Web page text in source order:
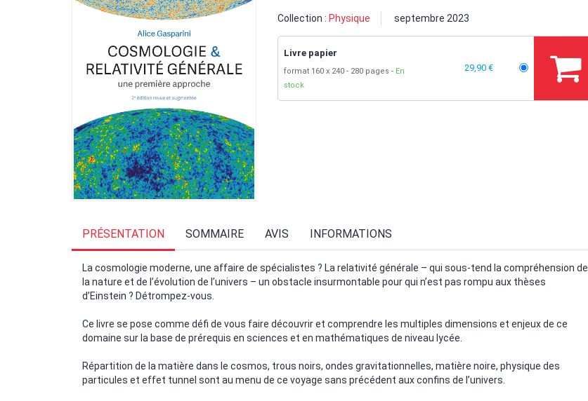
Collection : Physique septembre 2023
Livre papier
format 160 x 240 280 pages
En
stock
29,90 €
PRÉSENTATION SOMMAIRE AVIS INFORMATIONS
La cosmologie moderne, une affaire de spécialistes ? La relativité générale – qui sous-tend la compréhension de
la nature et de l’évolution de l’univers – un obstacle insurmontable pour qui n’est pas rompu aux thèses
d’Einstein ? Détrompez-vous.
Ce livre se pose comme défi de vous faire découvrir et comprendre les multiples dimensions et enjeux de ce
domaine sur la base de prérequis en sciences et en mathématiques de niveau lycée.
Répartition de la matière dans le cosmos, trous noirs, ondes gravitationnelles, matière noire, physique des
particules et effet tunnel sont au menu de ce voyage sans précédent aux confins de l’univers.